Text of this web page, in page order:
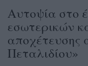
Αυτοψία στο
εσωτερικών
αποχέτευσης
Πεταλιδίου»